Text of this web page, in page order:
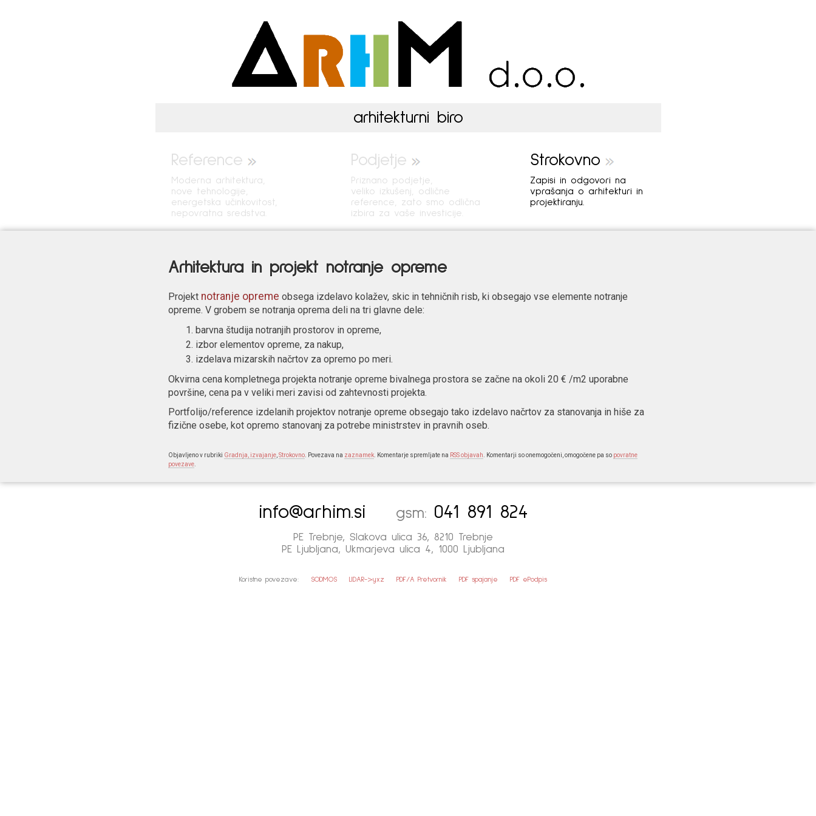
ARHIM d.o.o.
arhitekturni biro
Reference
Moderna arhitektura,
nove tehnologije,
energetska učinkovitost,
nepovratna sredstva.
Podjetje
Priznano podjetje,
veliko izkušenj, odlične
reference, zato smo odlična
izbira za vaše investicije.
Strokovno
Zapisi in odgovori na
vprašanja o arhitekturi in
projektiranju.
Arhitektura in projekt notranje opreme
Projekt notranje opreme obsega izdelavo kolažev, skic in tehničnih risb, ki obsegajo vse elemente notranje
opreme. V grobem se notranja oprema deli na tri glavne dele:
barvna študija notranjih prostorov in opreme,
izbor elementov opreme, za nakup,
izdelava mizarskih načrtov za opremo po meri.
Okvirna cena kompletnega projekta notranje opreme bivalnega prostora se začne na okoli 20 € /m2 uporabne
površine, cena pa v veliki meri zavisi od zahtevnosti projekta.
Portfolijo/reference izdelanih projektov notranje opreme obsegajo tako izdelavo načrtov za stanovanja in hiše za
fizične osebe, kot opremo stanovanj za potrebe ministrstev in pravnih oseb.
Objavljeno v rubriki Gradnja, izvajanje Strokovno . Povezava na zaznamek . Komentarje spremljate na RSS objavah . Komentarji so onemogočeni, omogočene pa so povratne
povezave
info@arhim.si gsm: 041 891 824
PE Trebnje, Slakova ulica 36, 8210 Trebnje
PE Ljubljana, Ukmarjeva ulica 4, 1000 Ljubljana
Koristne povezave: SODMOS LIDAR->yxz PDF/A Pretvornik PDF spajanje PDF ePodpis